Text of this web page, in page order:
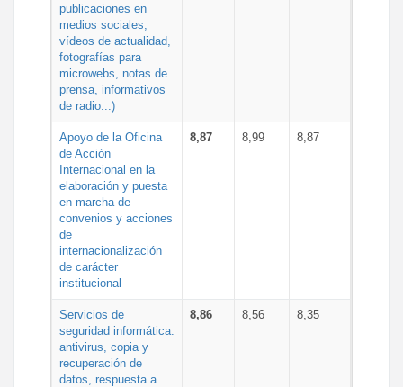
publicaciones en
medios sociales,
vídeos de actualidad,
fotografías para
microwebs, notas de
prensa, informativos
de radio...)
Apoyo de la Oficina
de Acción
Internacional en la
elaboración y puesta
en marcha de
convenios y acciones
de
internacionalización
de carácter
institucional
8,87 8,99 8,87
Servicios de
seguridad informática:
antivirus, copia y
recuperación de
datos, respuesta a
8,86 8,56 8,35